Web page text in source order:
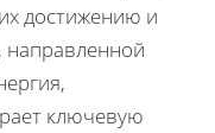
достижению и
направленной
ключевую